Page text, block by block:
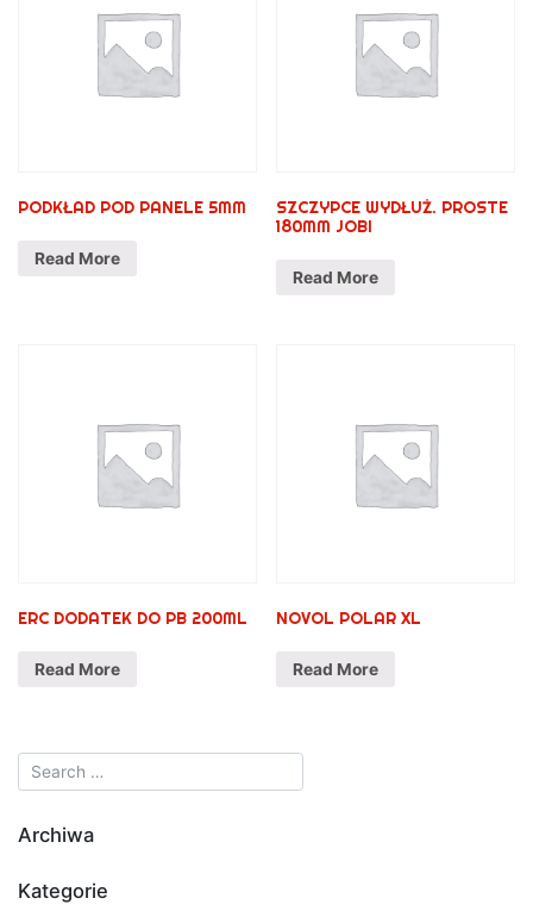
PODKŁAD POD PANELE 5MM
Read More
SZCZYPCE WYDŁUŻ. PROSTE
180MM JOBI
Read More
ERC DODATEK DO PB 200ML
Read More
NOVOL POLAR XL
Read More
Archiwa
Kategorie